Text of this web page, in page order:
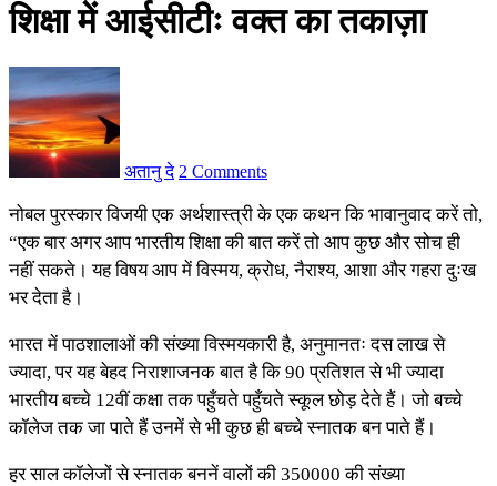
शिक्षा में आईसीटीः वक्त का तकाज़ा
अतानु दे 2 Comments
नोबल पुरस्कार विजयी एक अर्थशास्त्री के एक कथन कि भावानुवाद करें तो,
“एक बार अगर आप भारतीय शिक्षा की बात करें तो आप कुछ और सोच ही
नहीं सकते। यह विषय आप में विस्मय, क्रोध, नैराश्य, आशा और गहरा दुःख
भर देता है।
भारत में पाठशालाओं की संख्या विस्मयकारी है, अनुमानतः दस लाख से
ज्यादा, पर यह बेहद निराशाजनक बात है कि 90 प्रतिशत से भी ज्यादा
भारतीय बच्चे 12वीं कक्षा तक पहुँचते पहुँचते स्कूल छोड़ देते हैं। जो बच्चे
कॉलेज तक जा पाते हैं उनमें से भी कुछ ही बच्चे स्नातक बन पाते हैं।
हर साल कॉलेजों से स्नातक बननें वालों की 350000 की संख्या